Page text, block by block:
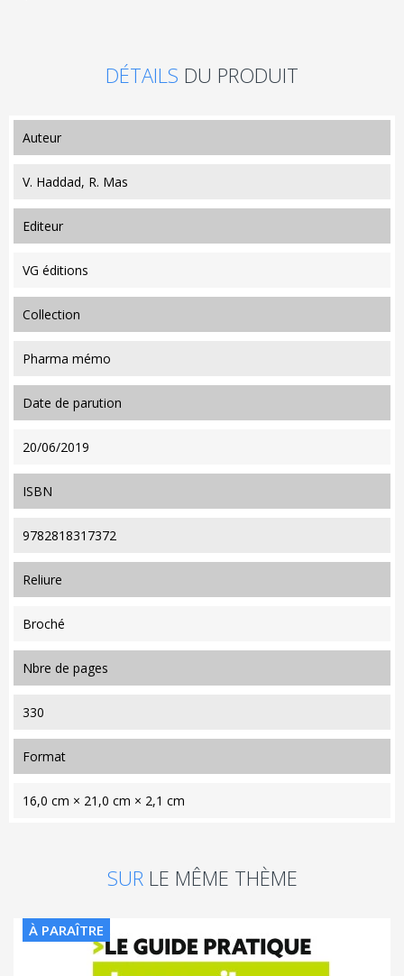
DÉTAILS DU PRODUIT
auteur
V. Haddad, R. Mas
editeur
VG éditions
collection
Pharma mémo
date de parution
20/06/2019
ISBN
9782818317372
reliure
Broché
nbre de pages
330
format
16,0 cm × 21,0 cm × 2,1 cm
SUR LE MÊME THÈME
À PARAÎTRE